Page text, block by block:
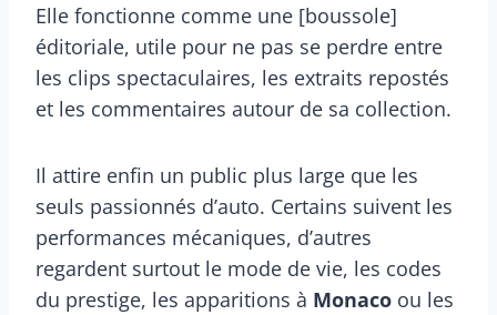
Elle fonctionne comme une [boussole]
éditoriale, utile pour ne pas se perdre entre
les clips spectaculaires, les extraits repostés
et les commentaires autour de sa collection.
Il attire enfin un public plus large que les
seuls passionnés d’auto. Certains suivent les
performances mécaniques, d’autres
regardent surtout le mode de vie, les codes
du prestige, les apparitions à Monaco ou les